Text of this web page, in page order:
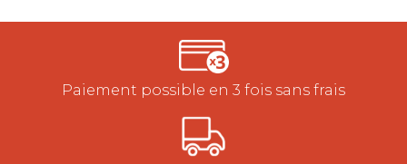
Paiement possible en 3 fois sans frais